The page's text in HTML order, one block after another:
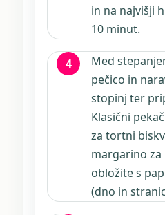
in na najvišji
10 minut.
Med
pečico in
stopinj ter
Klasični
za tortni
margarino za
obložite s
(dno in